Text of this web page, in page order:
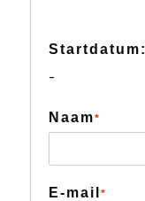
Startdatum:
-
Naam*
E-mail *